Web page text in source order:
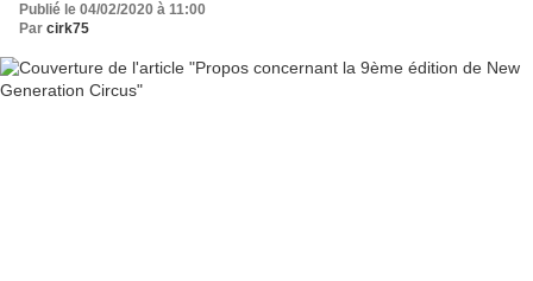
Publié le 04/02/2020 à 11:00
Par cirk75